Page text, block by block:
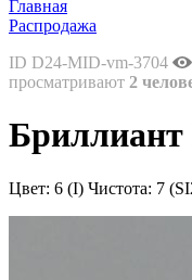
Главная
Распродажа
ID D24-MID-vm-3704
просматривают 2
Цвет: 6 (I) Чистота: 7